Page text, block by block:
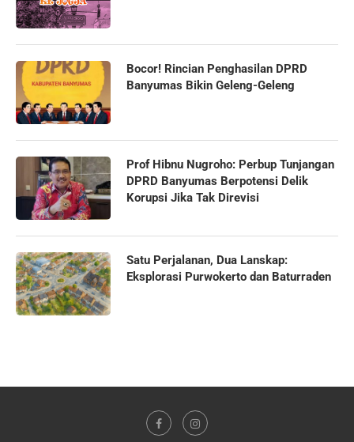
Bocor! Rincian Penghasilan DPRD
Banyumas Bikin Geleng-Geleng
Prof Hibnu Nugroho: Perbup Tunjangan
DPRD Banyumas Berpotensi Delik
Korupsi Jika Tak Direvisi
Satu Perjalanan, Dua Lanskap:
Eksplorasi Purwokerto dan Baturraden